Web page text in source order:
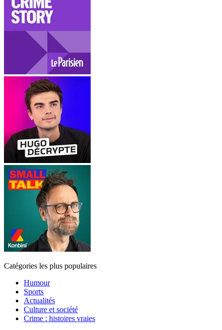
Catégories les plus populaires
Humour
Sports
Actualités
Culture et société
Crime : histoires vraies